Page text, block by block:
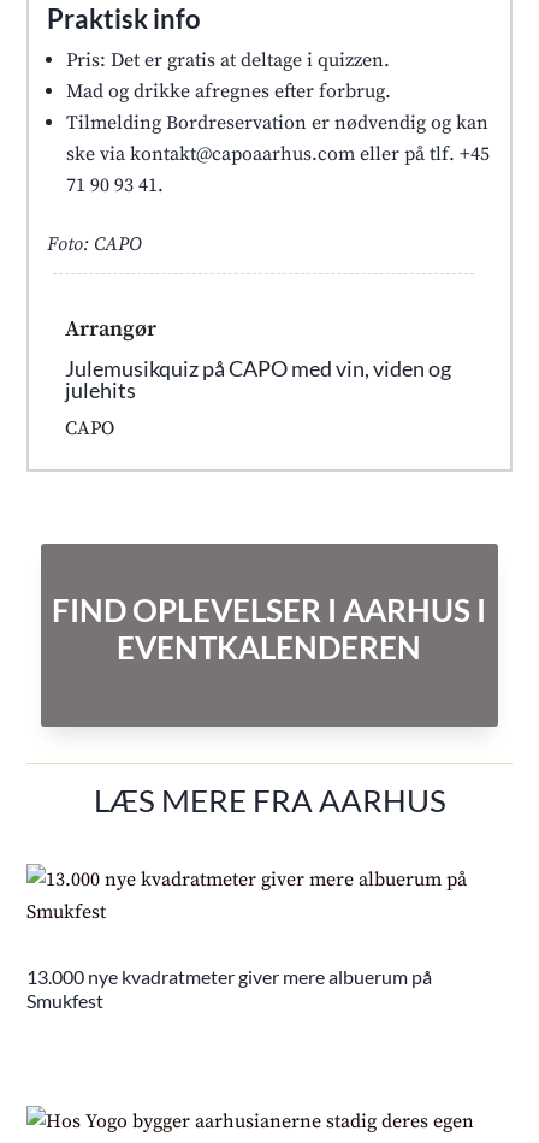
Praktisk info
Pris: Det er gratis at deltage i quizzen.
Mad og drikke afregnes efter forbrug.
Tilmelding Bordreservation er nødvendig og kan
ske via kontakt@capoaarhus.com eller på tlf. +45
71 90 93 41.
Foto: CAPO
Arrangør
Julemusikquiz på CAPO med vin, viden og
julehits
CAPO
FIND OPLEVELSER I AARHUS I
EVENTKALENDEREN
LÆS MERE FRA AARHUS
13.000 nye kvadratmeter giver mere albuerum på
Smukfest